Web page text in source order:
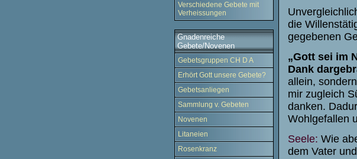
Verschiedene Gebete mit
Verheissungen
Gnadenreiche
Gebete/Novenen
Gebetsgruppen CH D A
Erhört Gott unsere Gebete?
Gebetsanliegen
Sammlung v. Gebeten
Novenen
Litaneien
Rosenkranz
die
gegebenen
„Gott sei im
Dank
allein,
mir zugleich
danken.
Wohlgefallen
Seele: Wie
dem Vater